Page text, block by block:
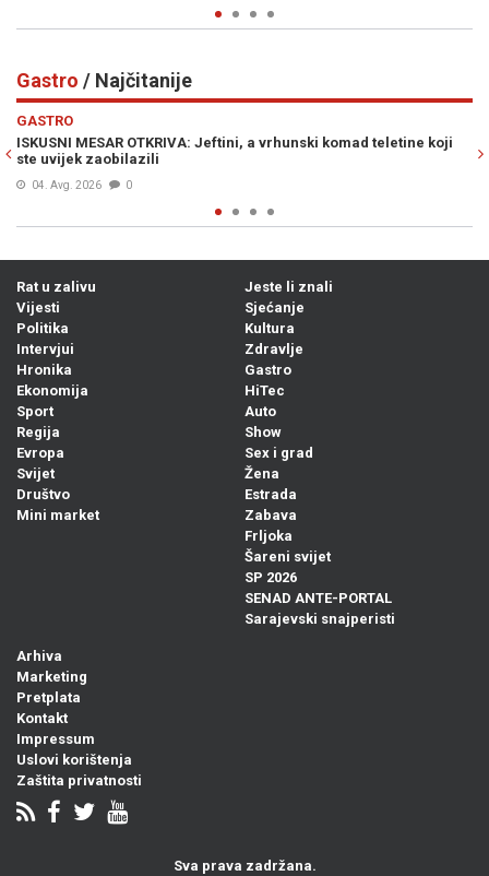
Gastro / Najčitanije
a vrhunski komad teletine koji
RECEPT STARI UVIJEK PALI: Na
ne zaboravite trik prije
Rat u zalivu
Vijesti
Politika
Intervjui
Hronika
Ekonomija
Sport
Regija
Evropa
Svijet
Društvo
Mini market
Jeste li znali
Sjećanje
Kultura
Zdravlje
Gastro
HiTec
Auto
Show
Sex i grad
Žena
Estrada
Zabava
Frljoka
Šareni svijet
SP 2026
SENAD ANTE-PORTAL
Sarajevski snajperisti
Arhiva
Marketing
Pretplata
Kontakt
Impressum
Uslovi korištenja
Zaštita privatnosti
Sva prava zadržana.